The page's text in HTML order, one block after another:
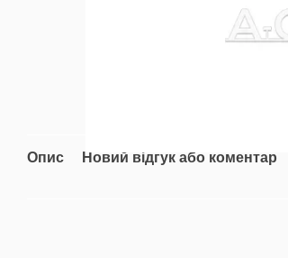
Опис Новий відгук або коментар